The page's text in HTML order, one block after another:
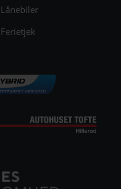
Lånebiler
Ferietjek